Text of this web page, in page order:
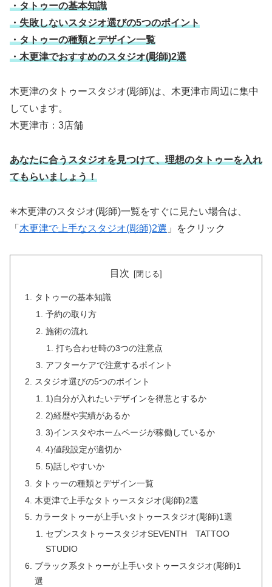
・タトゥーの基本知識
・失敗しないスタジオ選びの5つのポイント
・タトゥーの種類とデザイン一覧
・木更津でおすすめのスタジオ(彫師)2選
木更津のタトゥースタジオ(彫師)は、木更津市周辺に集中
しています。
木更津市：3店舗
あなたに合うスタジオを見つけて、理想のタトゥーを入れ
てもらいましょう！
✳︎木更津のスタジオ(彫師)一覧をすぐに見たい場合は、
「 木更津で上手なスタジオ(彫師)2選 」をクリック
目次
タトゥーの基本知識
予約の取り方
施術の流れ
打ち合わせ時の3つの注意点
アフターケアで注意するポイント
スタジオ選びの5つのポイント
1)自分が入れたいデザインを得意とするか
2)経歴や実績があるか
3)インスタやホームページが稼働しているか
4)値段設定が適切か
5)話しやすいか
タトゥーの種類とデザイン一覧
木更津で上手なタトゥースタジオ(彫師)2選
カラータトゥーが上手いタトゥースタジオ(彫師)1選
セブンスタトゥースタジオSEVENTH TATTOO
STUDIO
ブラック系タトゥーが上手いタトゥースタジオ(彫師)1
選